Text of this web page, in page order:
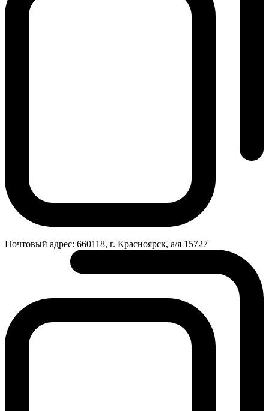
Почтовый адрес: 660118, г. Красноярск, а/я 15727